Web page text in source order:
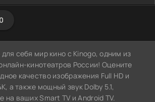
0
себя мир кино с Kinogo, одним из
кинотеатров России! Оцените
качество изображения Full HD и
а также мощный звук Dolby 5.1,
на ваших Smart TV и Android TV.